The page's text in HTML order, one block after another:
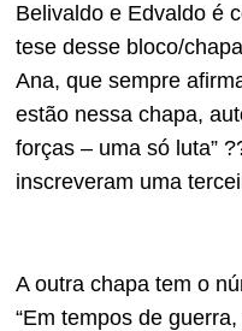
Belivaldo e Edvaldo é
tese desse bloco/
Ana, que sempre
estão nessa chapa,
forças – uma só luta”
inscreveram uma
A outra chapa tem o
“Em tempos de